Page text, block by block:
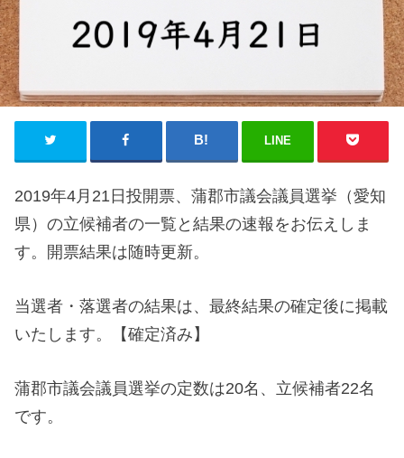
LINE
2019年4月21日投開票、蒲郡市議会議員選挙（愛知
県）の立候補者の一覧と結果の速報をお伝えしま
す。開票結果は随時更新。
当選者・落選者の結果は、最終結果の確定後に掲載
いたします。【確定済み】
蒲郡市議会議員選挙の定数は20名、立候補者22名
です。